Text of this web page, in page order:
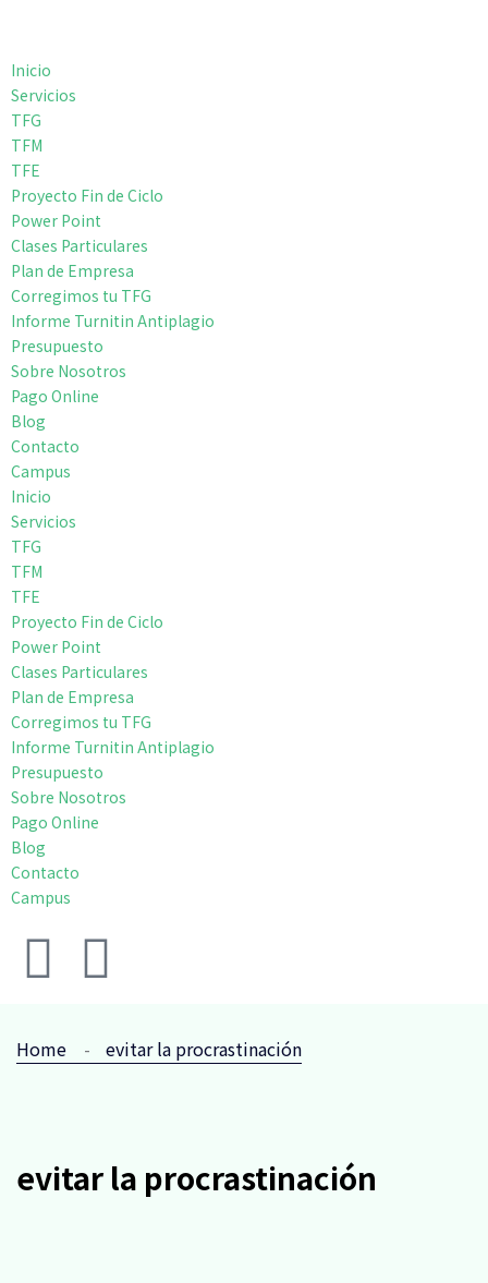
Inicio
Servicios
TFG
TFM
TFE
Proyecto Fin de Ciclo
Power Point
Clases Particulares
Plan de Empresa
Corregimos tu TFG
Informe Turnitin Antiplagio
Presupuesto
Sobre Nosotros
Pago Online
Blog
Contacto
Campus
Inicio
Servicios
TFG
TFM
TFE
Proyecto Fin de Ciclo
Power Point
Clases Particulares
Plan de Empresa
Corregimos tu TFG
Informe Turnitin Antiplagio
Presupuesto
Sobre Nosotros
Pago Online
Blog
Contacto
Campus
Home evitar la procrastinación
evitar la procrastinación